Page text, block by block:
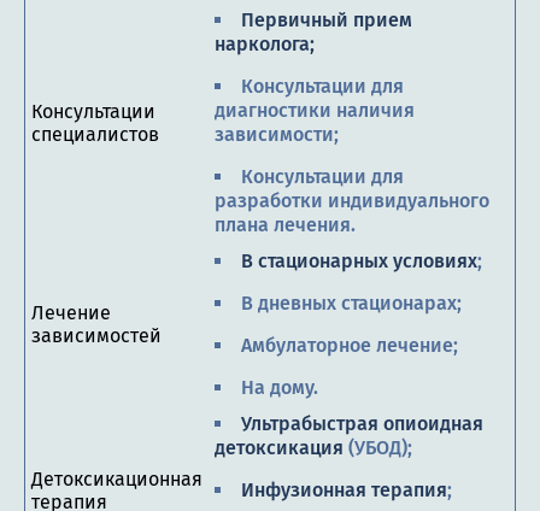
Консультации
специалистов
Первичный прием
нарколога;
Консультации для
диагностики наличия
зависимости;
Консультации для
разработки индивидуального
плана лечения.
Лечение
зависимостей
В стационарных условиях;
В дневных стационарах;
Амбулаторное лечение;
На дому.
Детоксикационная
терапия
Ультрабыстрая опиоидная
детоксикация (УБОД);
Инфузионная терапия;